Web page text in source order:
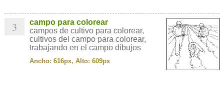
3
campo para colorear
campos de cultivo para colorear,
cultivos del campo para colorear,
trabajando en el campo dibujos
Ancho: 616px, Alto: 609px